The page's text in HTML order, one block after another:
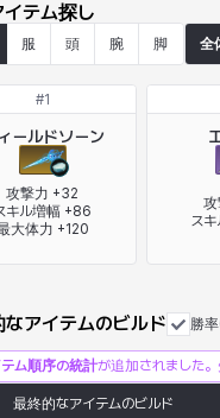
テム探し
服 頭 腕 脚 全
#1
ールドソーン
攻撃力 +32
キル増幅 +86
大体力 +120
ス
アイテムのビルド 勝
テム順序の統計が追加されました
最終的なアイテムのビルド